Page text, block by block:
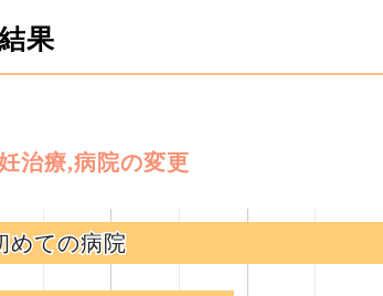
果
治療,病院の変更
めての病院
めての病院